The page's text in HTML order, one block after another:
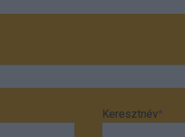
Keresztnév*